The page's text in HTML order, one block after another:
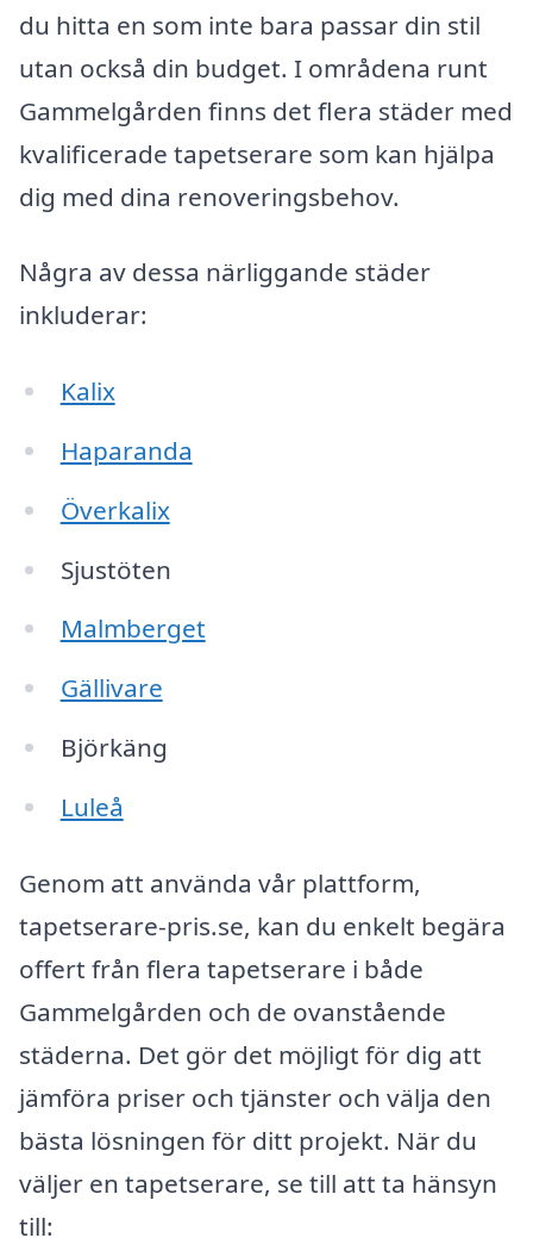
du hitta en som inte bara passar din stil
utan också din budget. I områdena runt
Gammelgården finns det flera städer med
kvalificerade tapetserare som kan hjälpa
dig med dina renoveringsbehov.
Några av dessa närliggande städer
inkluderar:
Kalix
Haparanda
Överkalix
Sjustöten
Malmberget
Gällivare
Björkäng
Luleå
Genom att använda vår plattform,
tapetserare-pris.se, kan du enkelt begära
offert från flera tapetserare i både
Gammelgården och de ovanstående
städerna. Det gör det möjligt för dig att
jämföra priser och tjänster och välja den
bästa lösningen för ditt projekt. När du
väljer en tapetserare, se till att ta hänsyn
till: